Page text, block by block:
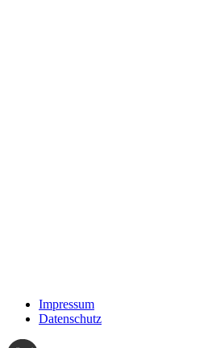
Impressum
Datenschutz